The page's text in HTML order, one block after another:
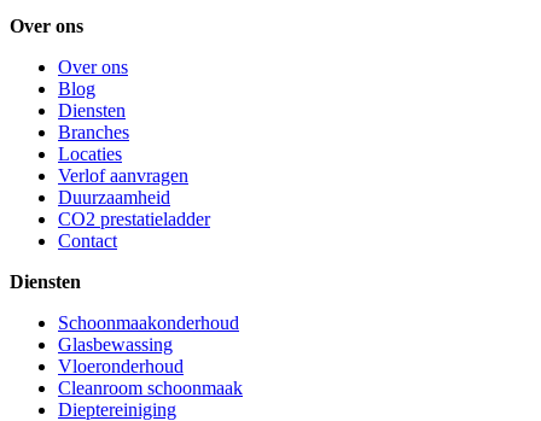
Over ons
Over ons
Blog
Diensten
Branches
Locaties
Verlof aanvragen
Duurzaamheid
CO2 prestatieladder
Contact
Diensten
Schoonmaakonderhoud
Glasbewassing
Vloeronderhoud
Cleanroom schoonmaak
Dieptereiniging